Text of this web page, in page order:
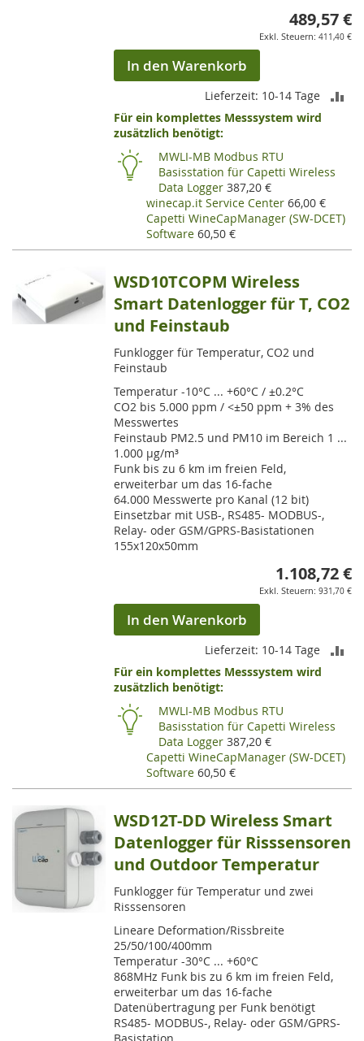
489,57 €
411,40 €
In den Warenkorb
Lieferzeit: 10-14 Tage
Für ein komplettes Messsystem wird
zusätzlich benötigt:
MWLI-MB Modbus RTU
Basisstation für Capetti Wireless
Data Logger 387,20 €
winecap.it Service Center 66,00 €
Capetti WineCapManager (SW-DCET)
Software 60,50 €
WSD10TCOPM Wireless
Smart Datenlogger für T, CO2
und Feinstaub
Funklogger für Temperatur, CO2 und
Feinstaub
Temperatur -10°C ... +60°C / ±0.2°C
CO2 bis 5.000 ppm / <±50 ppm + 3% des
Messwertes
Feinstaub PM2.5 und PM10 im Bereich 1 ...
1.000 µg/m³
Funk bis zu 6 km im freien Feld,
erweiterbar um das 16-fache
64.000 Messwerte pro Kanal (12 bit)
Einsetzbar mit USB-, RS485- MODBUS-,
Relay- oder GSM/GPRS-Basistationen
155x120x50mm
1.108,72 €
931,70 €
In den Warenkorb
Lieferzeit: 10-14 Tage
Für ein komplettes Messsystem wird
zusätzlich benötigt:
MWLI-MB Modbus RTU
Basisstation für Capetti Wireless
Data Logger 387,20 €
Capetti WineCapManager (SW-DCET)
Software 60,50 €
WSD12T-DD Wireless Smart
Datenlogger für Risssensoren
und Outdoor Temperatur
Funklogger für Temperatur und zwei
Risssensoren
Lineare Deformation/Rissbreite
25/50/100/400mm
Temperatur -30°C ... +60°C
868MHz Funk bis zu 6 km im freien Feld,
erweiterbar um das 16-fache
Datenübertragung per Funk benötigt
RS485- MODBUS-, Relay- oder GSM/GPRS-
Basistation